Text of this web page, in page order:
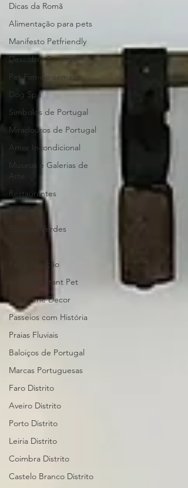
Dicas da Romã
Alimentação para pets
Manifesto Petfriendly
Descobrir Portugal
Pet Fim-de-semana
Dog Spa
Símbolos de Portugal
Miradouros de Portugal
Amor Incondicional
Museus e Galerias de
Arte
Restaurantes
Espaços Verdes
Pet educação
Very Important Pet
Pet Home Decor
Passeios com História
Praias Fluviais
Baloiços de Portugal
Marcas Portuguesas
Faro Distrito
Aveiro Distrito
Porto Distrito
Leiria Distrito
Coimbra Distrito
Castelo Branco Distrito